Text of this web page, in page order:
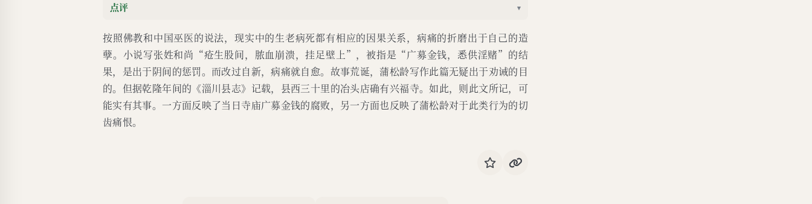
点评 ▾
按照佛教和中国巫医的说法，现实中的生老病死都有相应的因果关系，病痛的折磨出于自己的造
孽。小说写张姓和尚“疮生股间，脓血崩溃，挂足壁上”，被指是“广募金钱，悉供淫赌”的结
果，是出于阴间的惩罚。而改过自新，病痛就自愈。故事荒诞，蒲松龄写作此篇无疑出于劝诫的目
的。但据乾隆年间的《淄川县志》记载，县西三十里的冶头店确有兴福寺。如此，则此文所记，可
能实有其事。一方面反映了当日寺庙广募金钱的腐败，另一方面也反映了蒲松龄对于此类行为的切
齿痛恨。